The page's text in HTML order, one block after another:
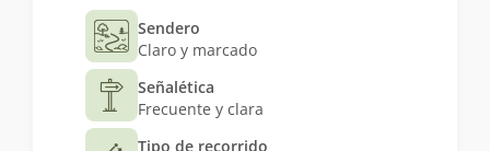
Sendero
Claro y marcado
Señalética
Frecuente y clara
Tipo de recorrido